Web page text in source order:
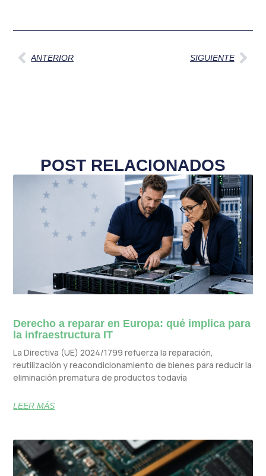
Ant
ANTERIOR SIGUIENTE
POST RELACIONADOS
Derecho a reparar en Europa: qué implica para
la infraestructura IT
La Directiva (UE) 2024/1799 refuerza la reparación,
reutilización y reacondicionamiento de bienes para reducir la
eliminación prematura de productos todavía
LEER MÁS